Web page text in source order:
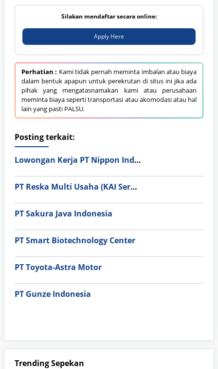
Silakan mendaftar secara online:
Apply Here
Perhatian : Kami tidak pernah meminta imbalan atau biaya
dalam bentuk apapun untuk perekrutan di situs ini jika ada
pihak yang mengatasnamakan kami atau perusahaan
meminta biaya seperti transportasi atau akomodasi atau hal
lain yang pasti PALSU.
Posting terkait:
Lowongan Kerja PT Nippon Indosari Corpindo Tbk. Bulan Agustus 2026
PT Reska Multi Usaha (KAI Services)
PT Sakura Java Indonesia
PT Smart Biotechnology Center
PT Toyota-Astra Motor
PT Gunze Indonesia
Trending Sepekan